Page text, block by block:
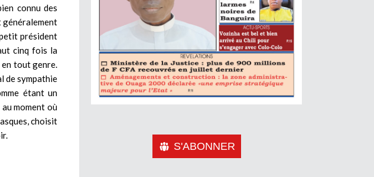
connu des
généralement
président
cinq fois la
en tout genre.
de sympathie
étant un
moment où
choisit
S'ABONNER